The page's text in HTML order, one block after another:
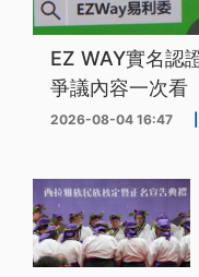
EZ WAY實名認
爭議內容一次看
2026-08-04 16:47